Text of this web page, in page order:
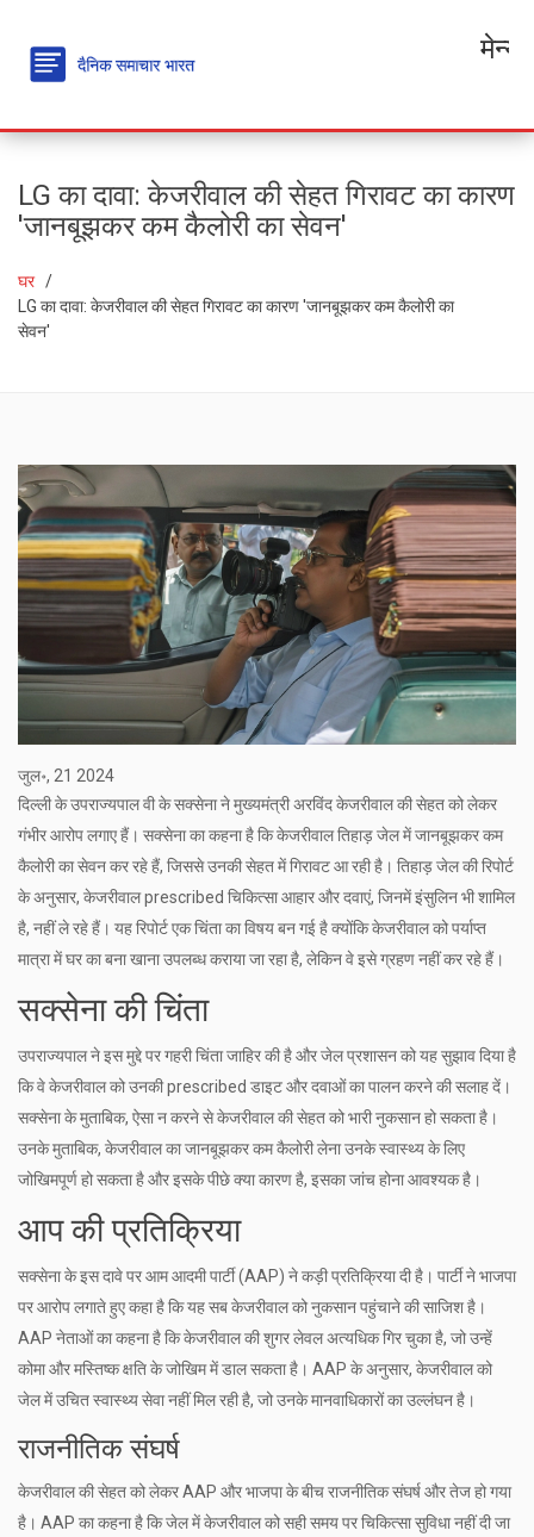
मेन्यू
LG का दावा: केजरीवाल की सेहत गिरावट का कारण
'जानबूझकर कम कैलोरी का सेवन'
घर
LG का दावा: केजरीवाल की सेहत गिरावट का कारण 'जानबूझकर कम कैलोरी का
सेवन'
जुल॰, 21 2024
दिल्ली के उपराज्यपाल वी के सक्सेना ने मुख्यमंत्री अरविंद केजरीवाल की सेहत को लेकर
गंभीर आरोप लगाए हैं। सक्सेना का कहना है कि केजरीवाल तिहाड़ जेल में जानबूझकर कम
कैलोरी का सेवन कर रहे हैं, जिससे उनकी सेहत में गिरावट आ रही है। तिहाड़ जेल की रिपोर्ट
के अनुसार, केजरीवाल prescribed चिकित्सा आहार और दवाएं, जिनमें इंसुलिन भी शामिल
है, नहीं ले रहे हैं। यह रिपोर्ट एक चिंता का विषय बन गई है क्योंकि केजरीवाल को पर्याप्त
मात्रा में घर का बना खाना उपलब्ध कराया जा रहा है, लेकिन वे इसे ग्रहण नहीं कर रहे हैं।
सक्सेना की चिंता
उपराज्यपाल ने इस मुद्दे पर गहरी चिंता जाहिर की है और जेल प्रशासन को यह सुझाव दिया है
कि वे केजरीवाल को उनकी prescribed डाइट और दवाओं का पालन करने की सलाह दें।
सक्सेना के मुताबिक, ऐसा न करने से केजरीवाल की सेहत को भारी नुकसान हो सकता है।
उनके मुताबिक, केजरीवाल का जानबूझकर कम कैलोरी लेना उनके स्वास्थ्य के लिए
जोखिमपूर्ण हो सकता है और इसके पीछे क्या कारण है, इसका जांच होना आवश्यक है।
आप की प्रतिक्रिया
सक्सेना के इस दावे पर आम आदमी पार्टी (AAP) ने कड़ी प्रतिक्रिया दी है। पार्टी ने भाजपा
पर आरोप लगाते हुए कहा है कि यह सब केजरीवाल को नुकसान पहुंचाने की साजिश है।
AAP नेताओं का कहना है कि केजरीवाल की शुगर लेवल अत्यधिक गिर चुका है, जो उन्हें
कोमा और मस्तिष्क क्षति के जोखिम में डाल सकता है। AAP के अनुसार, केजरीवाल को
जेल में उचित स्वास्थ्य सेवा नहीं मिल रही है, जो उनके मानवाधिकारों का उल्लंघन है।
राजनीतिक संघर्ष
केजरीवाल की सेहत को लेकर AAP और भाजपा के बीच राजनीतिक संघर्ष और तेज हो गया
है। AAP का कहना है कि जेल में केजरीवाल को सही समय पर चिकित्सा सुविधा नहीं दी जा